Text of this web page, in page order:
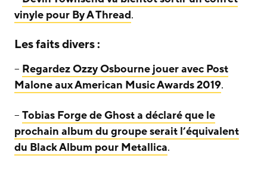
vinyle pour By A Thread.
Les faits divers :
– Regardez Ozzy Osbourne jouer avec Post
Malone aux American Music Awards 2019.
– Tobias Forge de Ghost a déclaré que le
prochain album du groupe serait l’équivalent
du Black Album pour Metallica.